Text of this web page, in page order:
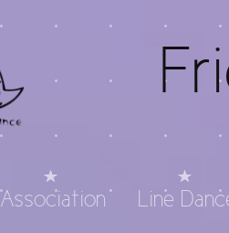
Association Line